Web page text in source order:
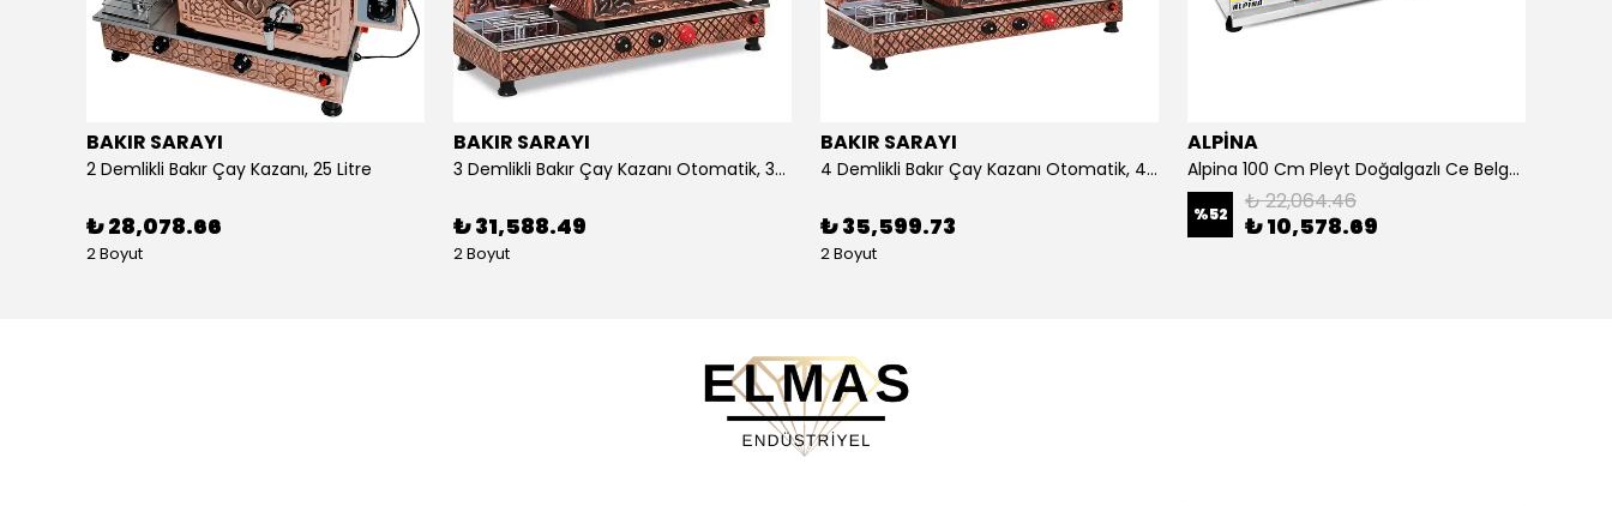
BAKIR SARAYI
2 Demlikli Bakır Çay Kazanı, 25 Litre
₺ 28,078.66
2 Boyut
BAKIR SARAYI
3 Demlikli Bakır Çay Kazanı Otomatik, 30 Litre
₺ 31,588.49
2 Boyut
BAKIR SARAYI
4 Demlikli Bakır Çay Kazanı Otomatik, 40 Litre
₺ 35,599.73
2 Boyut
ALPİNA
Alpina 100 Cm Pleyt Doğalgazlı Ce Belgeli
%52 ₺ 22,064.46
₺ 10,578.69